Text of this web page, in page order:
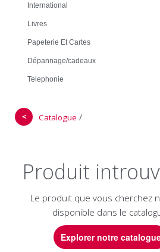
International
Livres
Papeterie Et Cartes
Dépannage/cadeaux
Telephonie
＜ Catalogue /
Produit
Le produit que vous cherchez
disponible dans le
Explorer notre